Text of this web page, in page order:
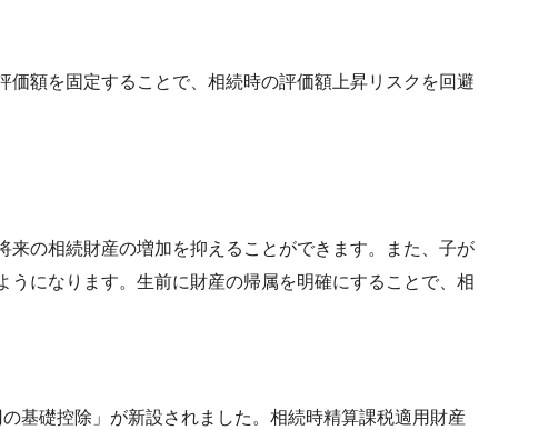
額を固定することで、相続時の評価額上昇リスクを回避
の相続財産の増加を抑えることができます。また、子が
になります。生前に財産の帰属を明確にすることで、相
基礎控除」が新設されました。相続時精算課税適用財産